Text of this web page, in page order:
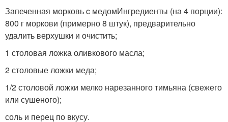
Запеченная морковь c медомИнгредиенты (на 4 порции):
800 г моркови (примерно 8 штук), предварительно
удалить верхушки и очистить;
1 столовая ложка оливкового масла;
2 столовые ложки меда;
1/2 столовой ложки мелко нарезанного тимьяна (свежего
или сушеного);
соль и перец по вкусу.